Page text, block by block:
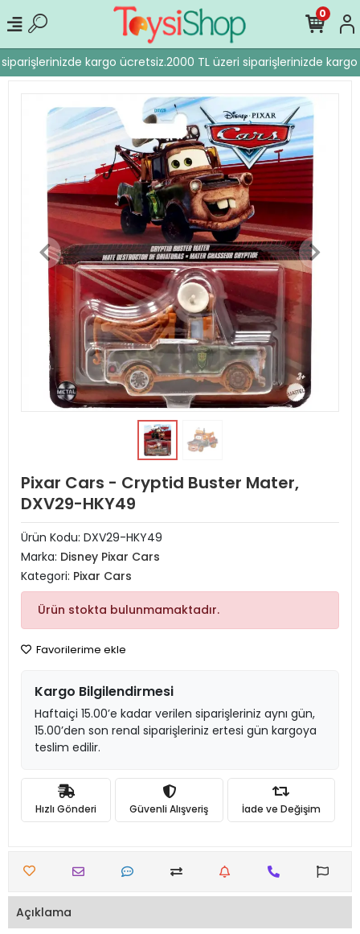
kargo ücretsiz.2000 TL üzeri siparişlerinizde kargo
0
Pixar Cars - Cryptid Buster Mater,
DXV29-HKY49
Ürün Kodu: DXV29-HKY49
Marka: Disney Pixar Cars
Kategori: Pixar Cars
Ürün stokta bulunmamaktadır.
Favorilerime ekle
Kargo Bilgilendirmesi
Haftaiçi 15.00’e kadar verilen siparişleriniz aynı gün,
15.00’den son renal siparişleriniz ertesi gün kargoya
teslim edilir.
Hızlı Gönderi Güvenli Alışveriş İade ve Değişim
Açıklama